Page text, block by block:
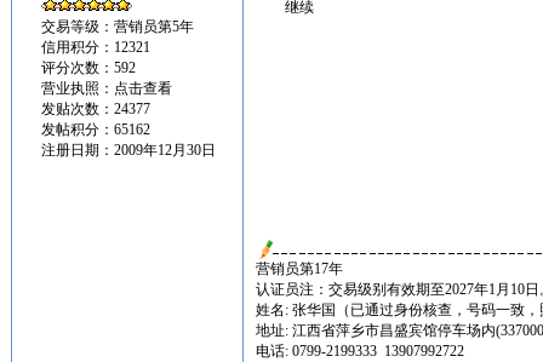
交易等级：营销员第5年
信用积分：12321
评分次数：592
营业执照： 点击查看
发贴次数：24377
发帖积分：65162
注册日期：2009年12月30日
继续
营销员第17年
认证员注：交易级别有效期至2027年1月10日
姓名: 张华国（已通过身份核查，号码一致
地址: 江西省萍乡市昌盛宾馆停车场内
电话: 0799-2199333 13907992722